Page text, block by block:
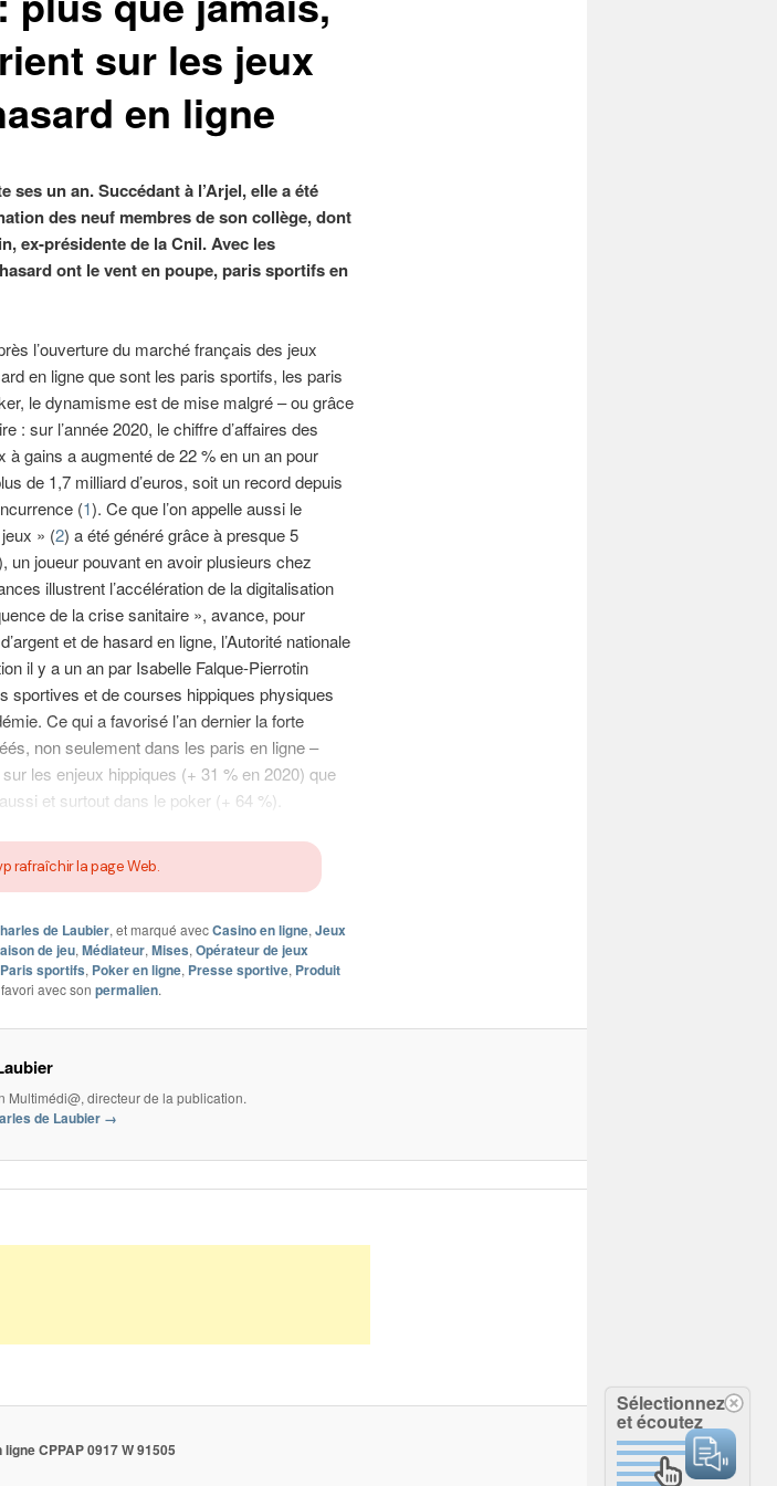
sur les jeux
en ligne
ses un an. Succédant à l’Arjel, elle a été
des neuf membres de son collège, dont
ex-présidente de la Cnil. Avec les
ont le vent en poupe, paris sportifs en
l’ouverture du marché français des jeux
en ligne que sont les paris sportifs, les paris
le dynamisme est de mise malgré – ou grâce
: sur l’année 2020, le chiffre d’affaires des
à gains a augmenté de 22 % en un an pour
de 1,7 milliard d’euros, soit un record depuis
(1). Ce que l’on appelle aussi le
» (2) a été généré grâce à presque 5
joueur pouvant en avoir plusieurs chez
illustrent l’accélération de la digitalisation
de la crise sanitaire », avance, pour
et de hasard en ligne, l’Autorité nationale
il y a un an par Isabelle Falque-Pierrotin
sportives et de courses hippiques physiques
Ce qui a favorisé l’an dernier la forte
non seulement dans les paris en ligne –
les enjeux hippiques (+ 31 % en 2020) que
et surtout dans le poker (+ 64 %).
rafraîchir la page Web.
de Laubier, et marqué avecCasino en ligne, Jeux
de jeu, Médiateur, Mises, Opérateur de jeux
Paris sportifs, Poker en ligne, Presse sportive, Produit
avec son permalien.
Multimédi@, directeur de la publication.
de Laubier →
CPPAP 0917 W 91505
Sélectionnez
et écoutez